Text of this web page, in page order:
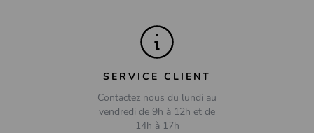
SERVICE CLIENT
Contactez nous du lundi au
vendredi de 9h à 12h et de
14h à 17h